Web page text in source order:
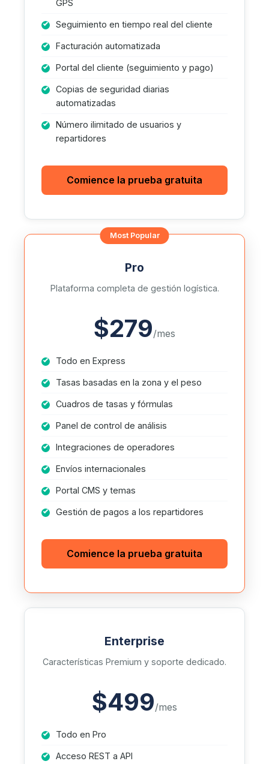
GPS
Seguimiento en tiempo real del cliente
Facturación automatizada
Portal del cliente (seguimiento y pago)
Copias de seguridad diarias
automatizadas
Número ilimitado de usuarios y
repartidores
Comience la prueba gratuita
Pro
Plataforma completa de gestión logística.
$279/mes
Todo en Express
Tasas basadas en la zona y el peso
Cuadros de tasas y fórmulas
Panel de control de análisis
Integraciones de operadores
Envíos internacionales
Portal CMS y temas
Gestión de pagos a los repartidores
Comience la prueba gratuita
Enterprise
Características Premium y soporte dedicado.
$499/mes
Todo en Pro
Acceso REST a API